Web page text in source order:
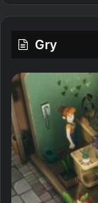
Gry